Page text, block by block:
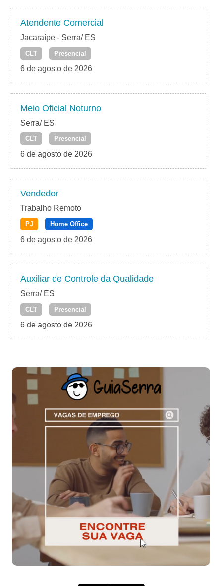
Atendente Comercial
Jacaraípe - Serra/ ES
CLT Presencial
6 de agosto de 2026
Meio Oficial Noturno
Serra/ ES
CLT Presencial
6 de agosto de 2026
Vendedor
Trabalho Remoto
PJ Home Office
6 de agosto de 2026
Auxiliar de Controle da Qualidade
Serra/ ES
CLT Presencial
6 de agosto de 2026